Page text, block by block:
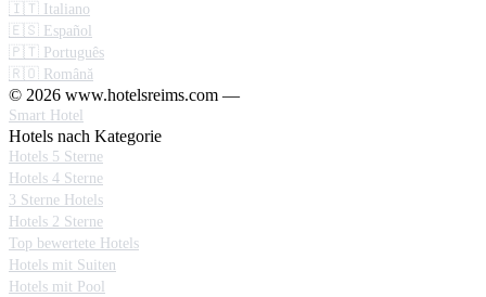
🇮🇹 Italiano
🇪🇸 Español
🇵🇹 Português
🇷🇴 Română
© 2026 www.hotelsreims.com —
Smart Hotel
Hotels nach Kategorie
Hotels 5 Sterne
Hotels 4 Sterne
3 Sterne Hotels
Hotels 2 Sterne
Top bewertete Hotels
Hotels mit Suiten
Hotels mit Pool